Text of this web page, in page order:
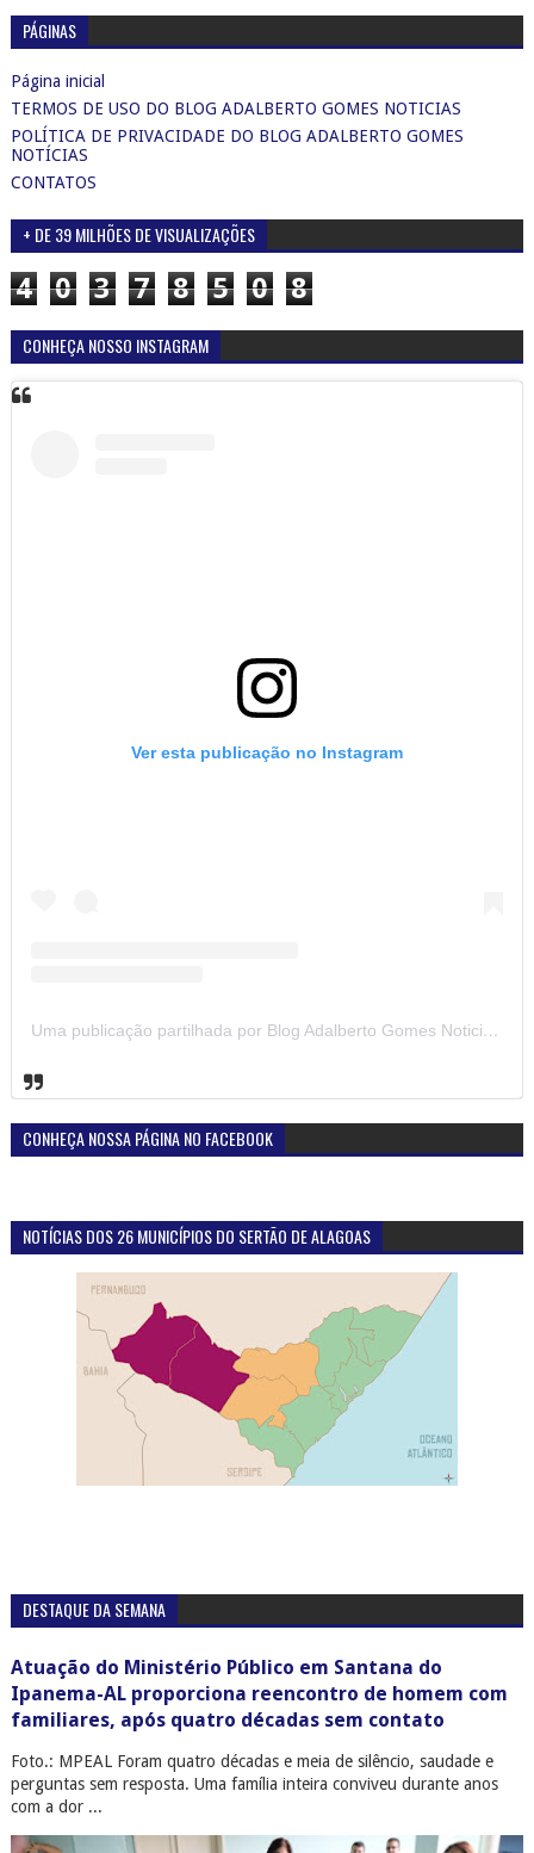
PÁGINAS
Página inicial
TERMOS DE USO DO BLOG ADALBERTO GOMES NOTICIAS
POLÍTICA DE PRIVACIDADE DO BLOG ADALBERTO GOMES
NOTÍCIAS
CONTATOS
+ DE 39 MILHÕES DE VISUALIZAÇÕES
4 0 3 7 8 5 0 8
CONHEÇA NOSSO INSTAGRAM
Ver esta publicação no Instagram
Uma publicação partilhada por Blog Adalberto Gomes Noticias (@blogadalbertogomesnoticiass)
CONHEÇA NOSSA PÁGINA NO FACEBOOK
NOTÍCIAS DOS 26 MUNICÍPIOS DO SERTÃO DE ALAGOAS
DESTAQUE DA SEMANA
Atuação do Ministério Público em Santana do
Ipanema-AL proporciona reencontro de homem com
familiares, após quatro décadas sem contato
Foto.: MPEAL Foram quatro décadas e meia de silêncio, saudade e
perguntas sem resposta. Uma família inteira conviveu durante anos
com a dor ...